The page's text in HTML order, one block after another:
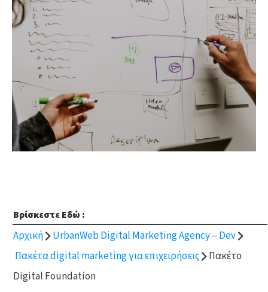
Βρίσκεστε Εδώ :
Αρχική
UrbanWeb Digital Marketing Agency – Dev
Πακέτα digital marketing για επιχειρήσεις
Πακέτο
Digital Foundation